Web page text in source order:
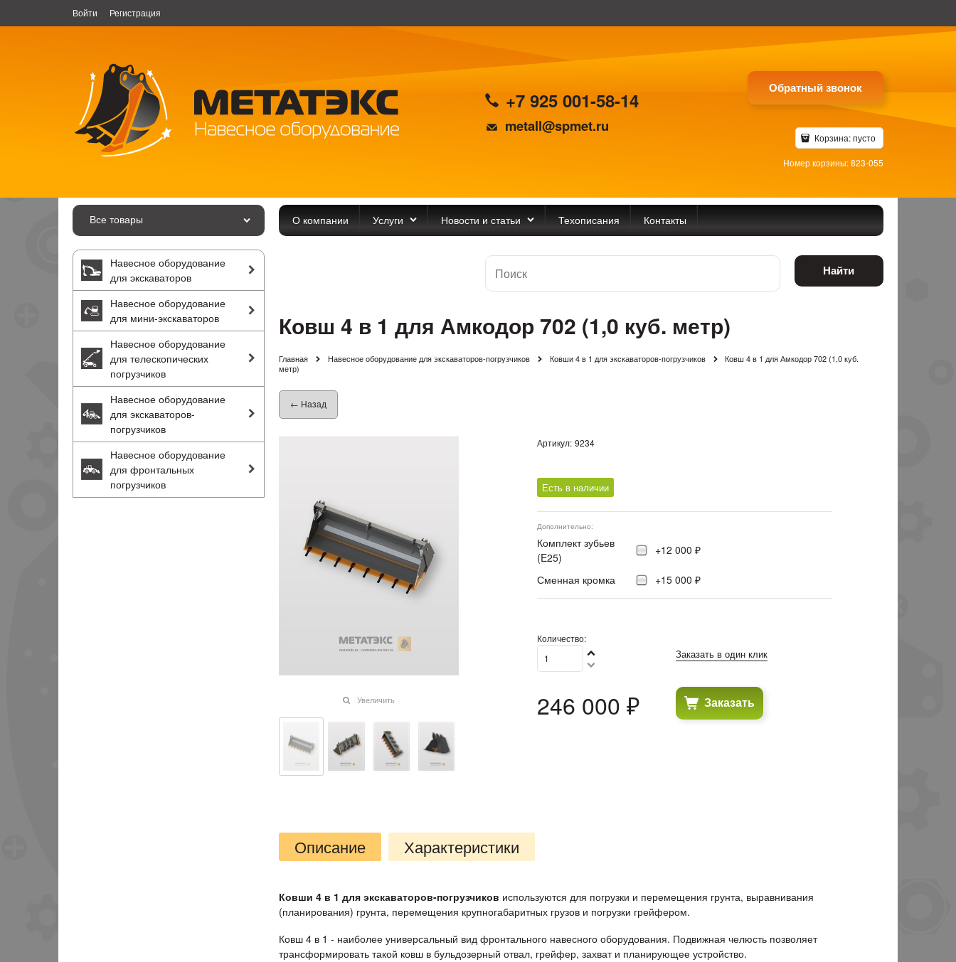
Войти Регистрация
+7 925 001-58-14
metall@spmet.ru
Обратный звонок
Корзина:пусто
Номер корзины: 823-055
Все товары О компании Услуги Новости и статьи Техописания Контакты
Навесное оборудование
для экскаваторов
Навесное оборудование
для мини-экскаваторов
Навесное оборудование
для телескопических
погрузчиков
Навесное оборудование
для экскаваторов-
погрузчиков
Навесное оборудование
для фронтальных
погрузчиков
Найти
Ковш 4 в 1 для Амкодор 702 (1,0 куб. метр)
Главная Навесное оборудование для экскаваторов-погрузчиков Ковши 4 в 1 для экскаваторов-погрузчиков
Ковш 4 в 1 для Амкодор 702 (1,0 куб.
метр)
← Назад
Увеличить
Артикул: 9234
Есть в наличии
Дополнительно:
Комплект зубьев
(E25)
+12 000 ₽
Сменная кромка +15 000 ₽
Количество:
246 000 ₽
Заказать в один клик
Заказать
Описание Характеристики
Ковши 4 в 1 для экскаваторов-погрузчиков используются для погрузки и перемещения грунта, выравнивания
(планирования) грунта, перемещения крупногабаритных грузов и погрузки грейфером.
Ковш 4 в 1 - наиболее универсальный вид фронтального навесного оборудования. Подвижная челюсть позволяет
трансформировать такой ковш в бульдозерный отвал, грейфер, захват и планирующее устройство.